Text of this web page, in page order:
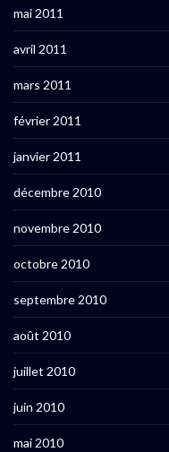
mai 2011
avril 2011
mars 2011
février 2011
janvier 2011
décembre 2010
novembre 2010
octobre 2010
septembre 2010
août 2010
juillet 2010
juin 2010
mai 2010